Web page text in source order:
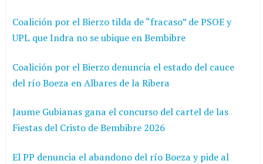
Coalición por el Bierzo tilda de “fracaso” de PSOE y
UPL que Indra no se ubique en Bembibre
Coalición por el Bierzo denuncia el estado del cauce
del río Boeza en Albares de la Ribera
Jaume Gubianas gana el concurso del cartel de las
Fiestas del Cristo de Bembibre 2026
El PP denuncia el abandono del río Boeza y pide al